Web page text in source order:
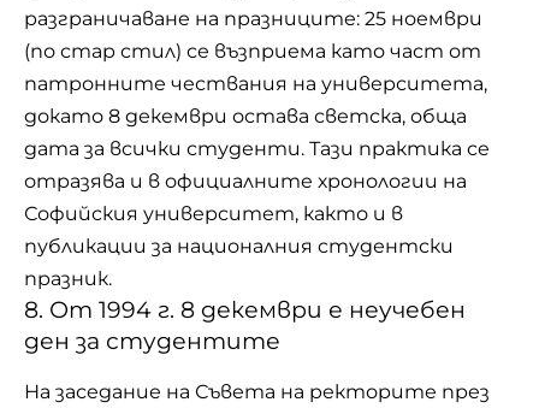
разграничаване на празниците: 25 ноември
(по стар стил) се възприема като част от
патронните чествания на университета,
докато 8 декември остава светска, обща
дата за всички студенти. Тази практика се
отразява и в официалните хронологии на
Софийския университет, както и в
публикации за националния студентски
празник.
8. От 1994 г. 8 декември е неучебен
ден за студентите
На заседание на Съвета на ректорите през